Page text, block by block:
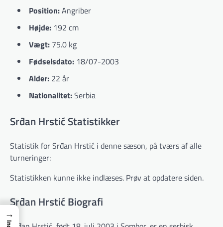
Position:Angriber
Højde: 192 cm
Vægt: 75.0 kg
Fødselsdato: 18/07-2003
Alder: 22 år
Nationalitet:Serbia
Srđan Hrstić Statistikker
Statistik for Srđan Hrstić i denne sæson, på tværs af alle
turneringer:
Statistikken kunne ikke indlæses. Prøv at opdatere siden.
Srđan Hrstić Biografi
→